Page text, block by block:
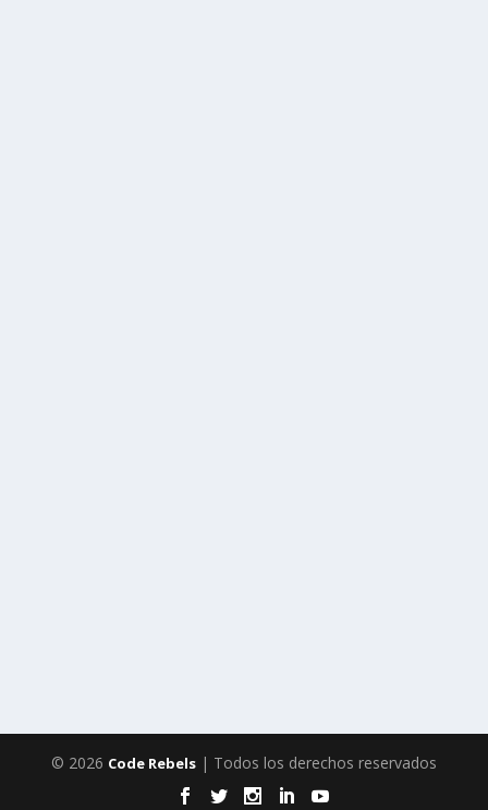
© 2026 Code Rebels | Todos los derechos reservados